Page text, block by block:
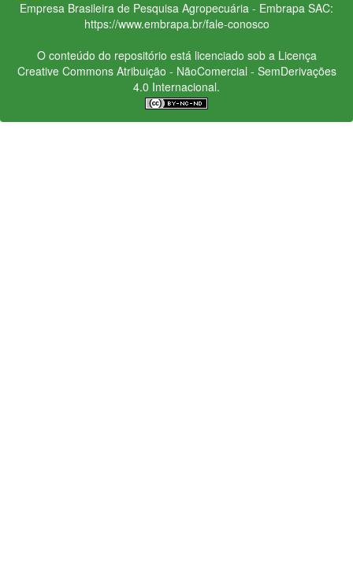
Empresa Brasileira de Pesquisa Agropecuária - Embrapa SAC:
https://www.embrapa.br/fale-conosco
O conteúdo do repositório está licenciado sob a Licença
Creative CommonsAtribuição - NãoComercial - SemDerivações
4.0 Internacional.